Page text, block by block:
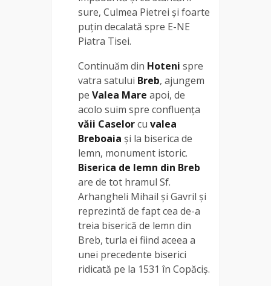
sure, Culmea Pietrei şi foarte
puţin decalată spre E-NE
Piatra Tisei.
Continuăm din Hoteni spre
vatra satului Breb, ajungem
pe Valea Mare apoi, de
acolo suim spre confluenţa
văii Caselorcu valea
Breboaia și la biserica de
lemn, monument istoric.
Biserica de lemn din Breb
are de tot hramul Sf.
Arhangheli Mihail şi Gavril şi
reprezintă de fapt cea de-a
treia biserică de lemn din
Breb, turla ei fiind aceea a
unei precedente biserici
ridicată pe la 1531 în Copăciş.